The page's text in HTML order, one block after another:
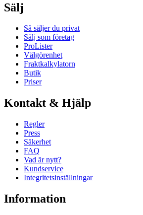
Sälj
Så säljer du privat
Sälj som företag
ProLister
Välgörenhet
Fraktkalkylatorn
Butik
Priser
Kontakt & Hjälp
Regler
Press
Säkerhet
FAQ
Vad är nytt?
Kundservice
Integritetsinställningar
Information